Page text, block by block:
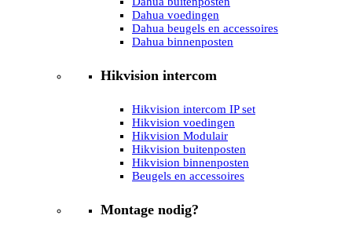
Dahua voedingen
Dahua beugels en accessoires
Dahua binnenposten
Hikvision intercom
Hikvision intercom IP set
Hikvision voedingen
Hikvision Modulair
Hikvision buitenposten
Hikvision binnenposten
Beugels en accessoires
Montage nodig?